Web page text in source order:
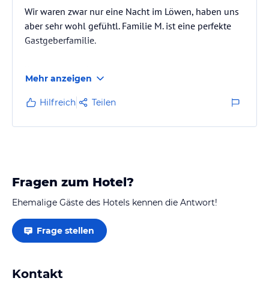
Wir waren zwar nur eine Nacht im Löwen, haben uns
aber sehr wohl gefühtl. Familie M. ist eine perfekte
Gastgeberfamilie.
Mehr anzeigen
Hilfreich Teilen
Fragen zum Hotel?
Ehemalige Gäste des Hotels kennen die Antwort!
Frage stellen
Kontakt